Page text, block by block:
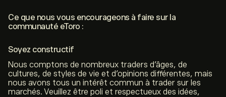
Ce que nous vous encourageons à faire sur la
communauté eToro :
Soyez constructif
Nous comptons de nombreux traders d’âges, de
cultures, de styles de vie et d’opinions différentes, mais
nous avons tous un intérêt commun à trader sur les
marchés. Veuillez être poli et respectueux des idées,